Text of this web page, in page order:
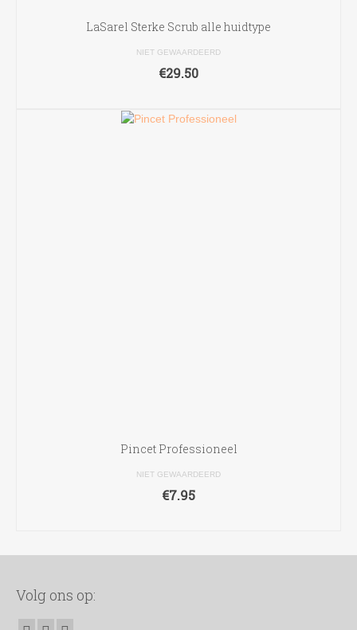
LaSarel Sterke Scrub alle huidtype
NIET GEWAARDEERD
€29.50
Pincet Professioneel
NIET GEWAARDEERD
€7.95
Volg ons op: